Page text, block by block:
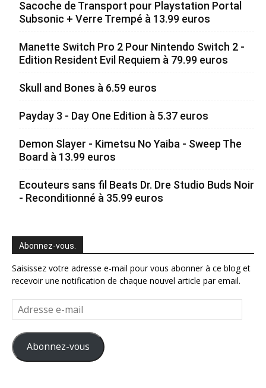
Sacoche de Transport pour Playstation Portal
Subsonic + Verre Trempé à 13.99 euros
Manette Switch Pro 2 Pour Nintendo Switch 2 -
Edition Resident Evil Requiem à 79.99 euros
Skull and Bones à 6.59 euros
Payday 3 - Day One Edition à 5.37 euros
Demon Slayer - Kimetsu No Yaiba - Sweep The
Board à 13.99 euros
Ecouteurs sans fil Beats Dr. Dre Studio Buds Noir
- Reconditionné à 35.99 euros
Abonnez-vous.
Saisissez votre adresse e-mail pour vous abonner à ce blog et
recevoir une notification de chaque nouvel article par email.
Adresse
e-
mail
Abonnez-vous